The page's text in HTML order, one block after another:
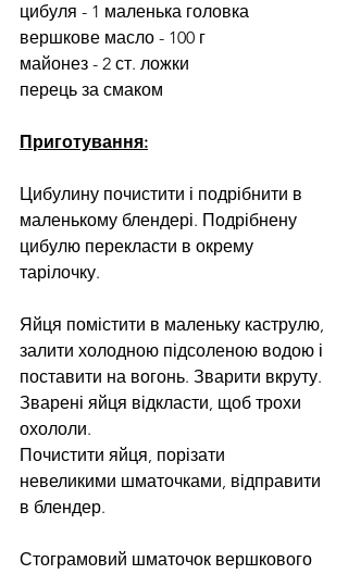
цибуля - 1 маленька головка
вершкове масло - 100 г
майонез - 2 ст. ложки
перець за смаком
Приготування:
Цибулину почистити і подрібнити в
маленькому блендері. Подрібнену
цибулю перекласти в окрему
тарілочку.
Яйця помістити в маленьку каструлю,
залити холодною підсоленою водою і
поставити на вогонь. Зварити вкруту.
Зварені яйця відкласти, щоб трохи
охололи.
Почистити яйця, порізати
невеликими шматочками, відправити
в блендер.
Стограмовий шматочок вершкового